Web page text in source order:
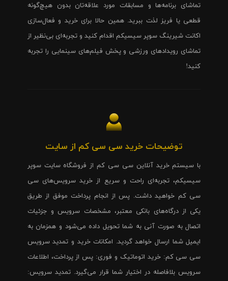
تماشای برنامه‌ها و مسابقات مورد علاقه‌تان بدون هیچ‌گونه
قطعی یا فریز لذت ببرید. همین حالا برای خرید و فعال‌سازی
اکانت شیرینگ سوپر سیسیکم اقدام کنید و تجربه‌ای بی‌نظیر از
تماشای رویدادهای ورزشی و پخش فیلم‌های سینمایی را تجربه
کنید!
توضیحات خرید سی سی کم از سایت
با سیستم خرید آنلاین سی سی کم از فروشگاه سایت سوپر
سیسیکم، تجربه‌ای راحت و سریع از خرید سرویس‌های سی
سی کم خواهید داشت. پس از انجام پرداخت موفق از طریق
یکی از درگاه‌های بانکی معتبر، مشخصات سرویس و جزئیات
اتصال به صورت آنی به شما تحویل داده می‌شود و همزمان به
ایمیل شما ارسال خواهد گردید. امکانات خرید و تمدید سرویس
سی سی کم: خرید اتوماتیک و فوری: پس از پرداخت، اطلاعات
سرویس بلافاصله در اختیار شما قرار می‌گیرد. تمدید سرویس: